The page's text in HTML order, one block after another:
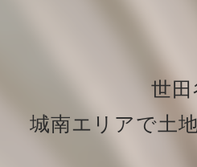
世
城南エリアで土